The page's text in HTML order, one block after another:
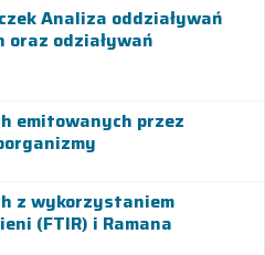
Analiza oddziaływań
odziaływań
emitowanych przez
z wykorzystaniem
(FTIR) i Ramana